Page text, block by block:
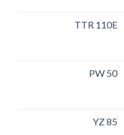
TTR 110E
PW 50
YZ 85